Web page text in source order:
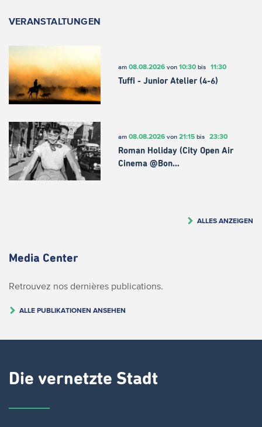
VERANSTALTUNGEN
am 08.08.2026von 10:30bis 11:30
Tuffi - Junior Atelier (4-6)
am 08.08.2026von 21:15bis 23:30
Roman Holiday (City Open Air
Cinema @Bon…
ALLES ANZEIGEN
Media Center
Retrouvez nos dernières publications.
ALLE PUBLIKATIONEN ANSEHEN
Die vernetzte Stadt